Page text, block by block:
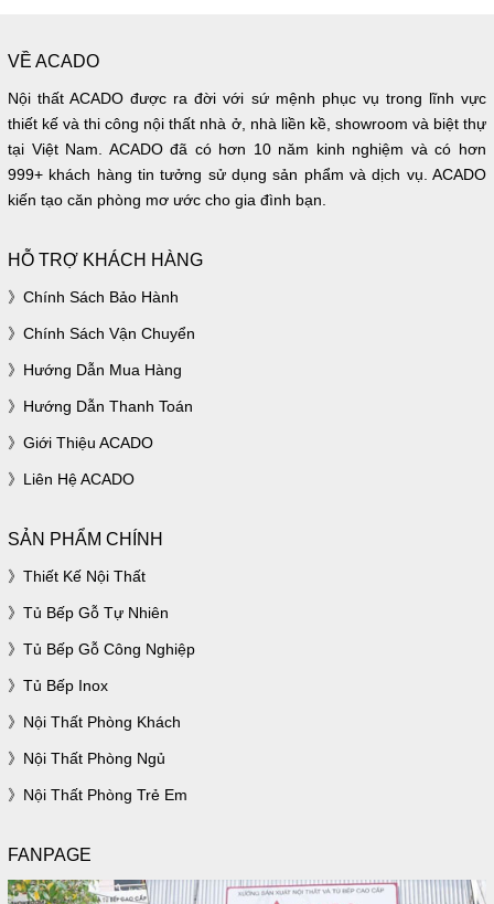
VỀ ACADO
Nội thất ACADO được ra đời với sứ mệnh phục vụ trong lĩnh vực
thiết kế và thi công nội thất nhà ở, nhà liền kề, showroom và biệt thự
tại Việt Nam. ACADO đã có hơn 10 năm kinh nghiệm và có hơn
999+ khách hàng tin tưởng sử dụng sản phẩm và dịch vụ. ACADO
kiến tạo căn phòng mơ ước cho gia đình bạn.
HỖ TRỢ KHÁCH HÀNG
Chính Sách Bảo Hành
Chính Sách Vận Chuyển
Hướng Dẫn Mua Hàng
Hướng Dẫn Thanh Toán
Giới Thiệu ACADO
Liên Hệ ACADO
SẢN PHẨM CHÍNH
Thiết Kế Nội Thất
Tủ Bếp Gỗ Tự Nhiên
Tủ Bếp Gỗ Công Nghiệp
Tủ Bếp Inox
Nội Thất Phòng Khách
Nội Thất Phòng Ngủ
Nội Thất Phòng Trẻ Em
FANPAGE